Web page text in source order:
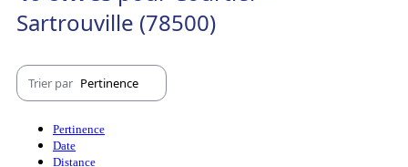
Sartrouville (78500)
Trier par Pertinence
Pertinence
Date
Distance